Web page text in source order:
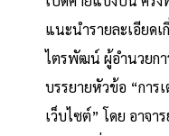
แนะนำรายละเอียด
ไตรพัฒน์ ผู้อำนวยกา
บรรยายหัวข้อ “การ
เว็บไซต์”​ โดย อาจ